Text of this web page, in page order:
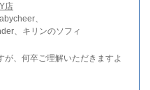
店
、
、キリンのソフィ
、何卒ご理解いただきますよ